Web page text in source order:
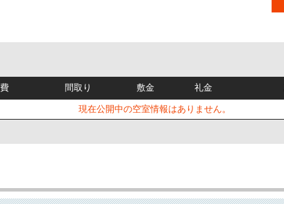
間取り 敷金 礼金
現在公開中の空室情報はありません。